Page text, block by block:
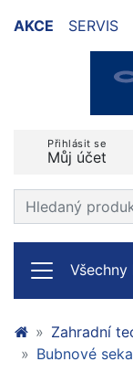
AKCE SERVIS
Přihlásit se
Můj účet
Prohledat web
Zahradní
Bubnové